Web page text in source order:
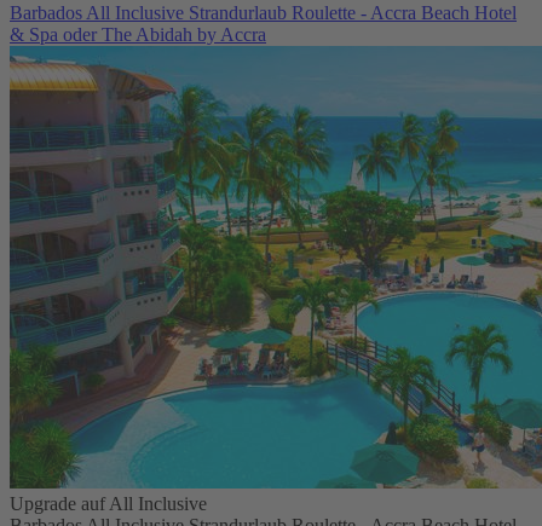
Barbados All Inclusive Strandurlaub Roulette - Accra Beach Hotel
& Spa oder The Abidah by Accra
Upgrade auf All Inclusive